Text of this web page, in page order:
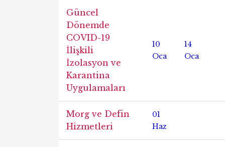
Güncel
Dönemde
COVID-19
İlişkili
İzolasyon ve
Karantina
Uygulamaları
10
Oca
14
Oca
Morg ve Defin
Hizmetleri
01
Haz